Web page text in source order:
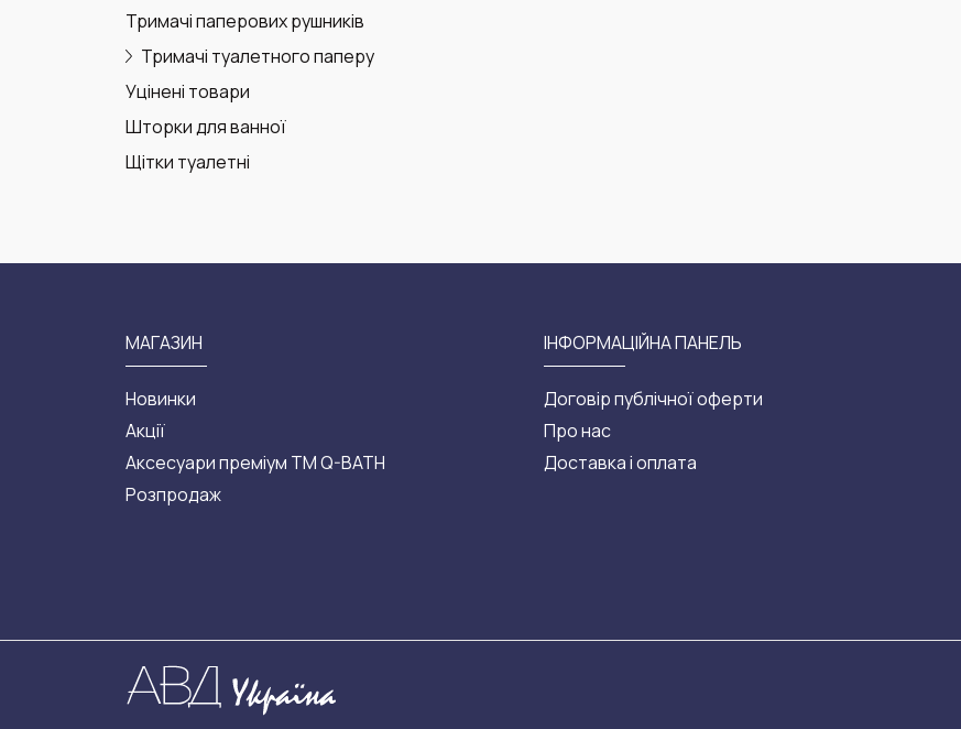
Тримачі паперових рушників
Тримачі туалетного паперу
Уцінені товари
Шторки для ванної
Щітки туалетні
МАГАЗИН
Новинки
Акції
Аксесуари преміум ТМ Q-BATH
Розпродаж
ІНФОРМАЦІЙНА ПАНЕЛЬ
Договір публічної оферти
Про нас
Доставка і оплата